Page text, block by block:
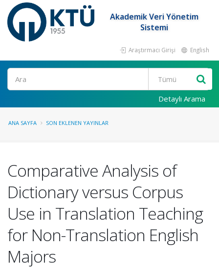
Akademik Veri Yönetim
Sistemi
Araştırmacı Girişi English
Ara
Detaylı Arama
ANA SAYFA SON EKLENEN YAYINLAR
Comparative Analysis of
Dictionary versus Corpus
Use in Translation Teaching
for Non-Translation English
Majors